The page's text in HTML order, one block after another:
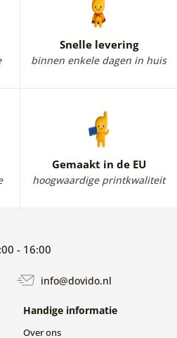
Snelle levering
binnen enkele dagen in huis
Gemaakt in de EU
hoogwaardige printkwaliteit
- 16:00
info@dovido.nl
Handige informatie
Over ons